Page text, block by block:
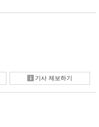
기사 제보하기